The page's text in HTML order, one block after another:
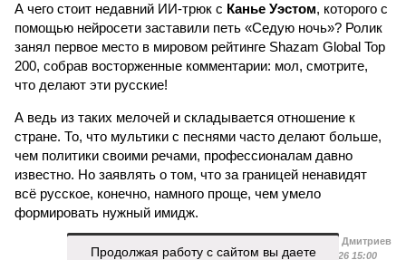
А чего стоит недавний ИИ-трюк с Канье Уэстом, которого с
помощью нейросети заставили петь «Седую ночь»? Ролик
занял первое место в мировом рейтинге Shazam Global Top
200, собрав восторженные комментарии: мол, смотрите,
что делают эти русские!
А ведь из таких мелочей и складывается отношение к
стране. То, что мультики с песнями часто делают больше,
чем политики своими речами, профессионалам давно
известно. Но заявлять о том, что за границей ненавидят
всё русское, конечно, намного проще, чем умело
формировать нужный имидж.
Иван Дмитриев
Опубликовано:09.08.2026 15:00
Продолжая работу с сайтом вы даете